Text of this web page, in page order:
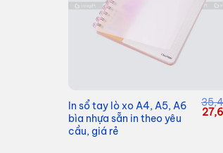
In sổ tay lò xo A4, A5, A6
bìa nhựa sẵn in theo yêu
cầu, giá rẻ
Giá